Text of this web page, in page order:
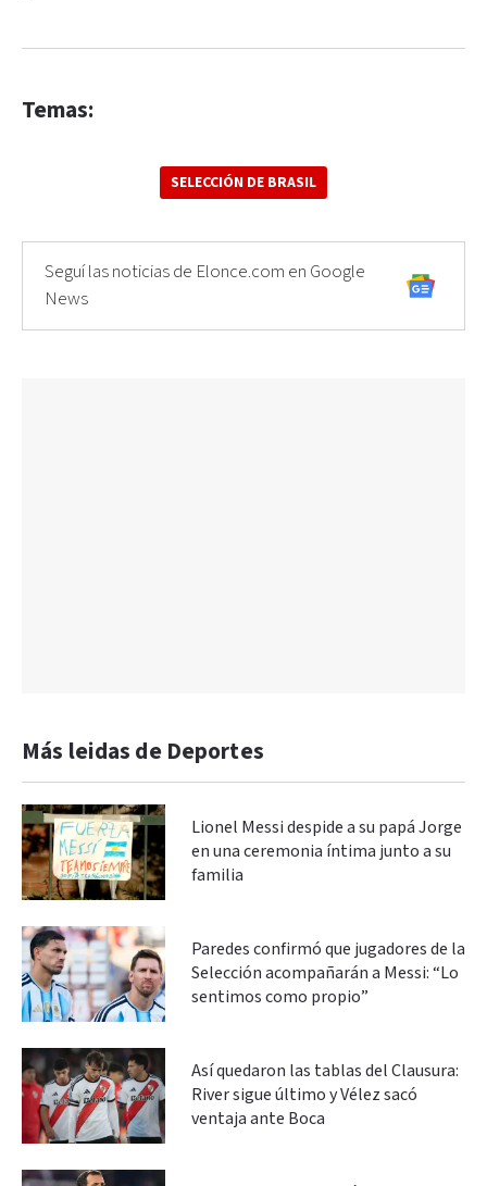
Temas:
SELECCIÓN DE BRASIL
Seguí las noticias de Elonce.com en Google
News
Más leidas de Deportes
Lionel Messi despide a su papá Jorge
en una ceremonia íntima junto a su
familia
Paredes confirmó que jugadores de la
Selección acompañarán a Messi: “Lo
sentimos como propio”
Así quedaron las tablas del Clausura:
River sigue último y Vélez sacó
ventaja ante Boca